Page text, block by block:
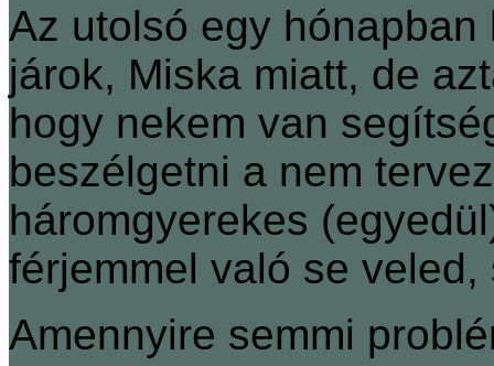
Az utolsó egy
járok, Miska miatt, de
hogy nekem van
beszélgetni a nem
háromgyerekes
férjemmel való se
Amennyire semmi